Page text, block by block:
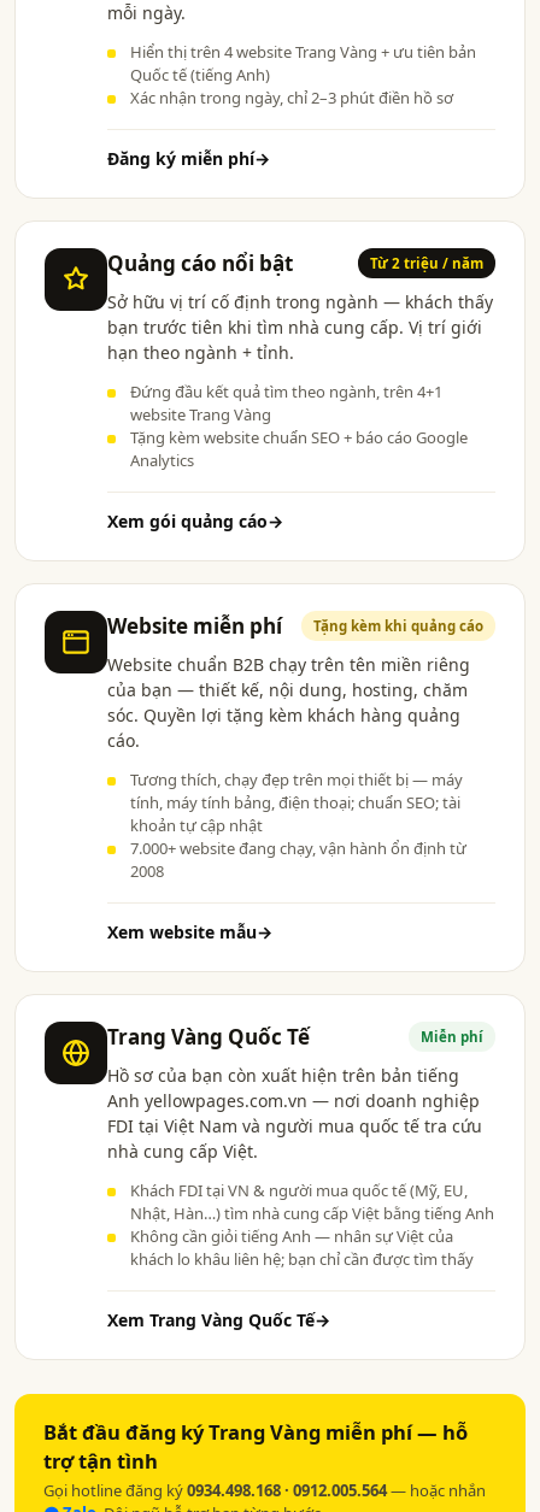
mỗi ngày.
Hiển thị trên 4 website Trang Vàng + ưu tiên bản
Quốc tế (tiếng Anh)
Xác nhận trong ngày, chỉ 2–3 phút điền hồ sơ
Đăng ký miễn phí→
Quảng cáo nổi bật Từ 2 triệu / năm
Sở hữu vị trí cố định trong ngành — khách thấy
bạn trước tiên khi tìm nhà cung cấp. Vị trí giới
hạn theo ngành + tỉnh.
Đứng đầu kết quả tìm theo ngành, trên 4+1
website Trang Vàng
Tặng kèm website chuẩn SEO + báo cáo Google
Analytics
Xem gói quảng cáo→
Website miễn phí Tặng kèm khi quảng cáo
Website chuẩn B2B chạy trên tên miền riêng
của bạn — thiết kế, nội dung, hosting, chăm
sóc. Quyền lợi tặng kèm khách hàng quảng
cáo.
Tương thích, chạy đẹp trên mọi thiết bị — máy
tính, máy tính bảng, điện thoại; chuẩn SEO; tài
khoản tự cập nhật
7.000+ website đang chạy, vận hành ổn định từ
2008
Xem website mẫu→
Trang Vàng Quốc Tế Miễn phí
Hồ sơ của bạn còn xuất hiện trên bản tiếng
Anh yellowpages.com.vn — nơi doanh nghiệp
FDI tại Việt Nam và người mua quốc tế tra cứu
nhà cung cấp Việt.
Khách FDI tại VN & người mua quốc tế (Mỹ, EU,
Nhật, Hàn…) tìm nhà cung cấp Việt bằng tiếng Anh
Không cần giỏi tiếng Anh — nhân sự Việt của
khách lo khâu liên hệ; bạn chỉ cần được tìm thấy
Xem Trang Vàng Quốc Tế→
Bắt đầu đăng ký Trang Vàng miễn phí — hỗ
trợ tận tình
Gọi hotline đăng ký0934.498.168 · 0912.005.564— hoặc nhắn